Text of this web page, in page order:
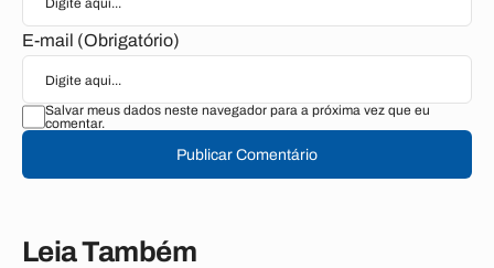
E-mail (Obrigatório)
Salvar meus dados neste navegador para a próxima vez que eu
comentar.
Publicar Comentário
Leia Também